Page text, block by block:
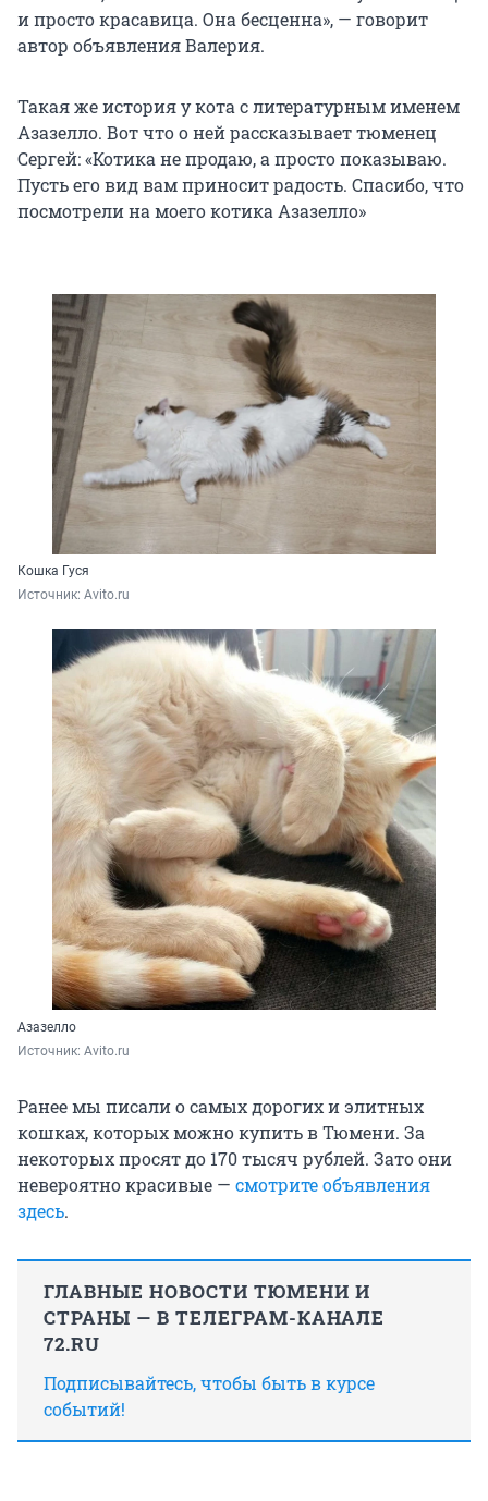
и просто красавица. Она бесценна», — говорит
автор объявления Валерия.
Такая же история у кота с литературным именем
Азазелло. Вот что о ней рассказывает тюменец
Сергей: «Котика не продаю, а просто показываю.
Пусть его вид вам приносит радость. Спасибо, что
посмотрели на моего котика Азазелло»
Кошка Гуся
Источник: Avito.ru
Азазелло
Источник: Avito.ru
Ранее мы писали о самых дорогих и элитных
кошках, которых можно купить в Тюмени. За
некоторых просят до 170 тысяч рублей. Зато они
невероятно красивые — смотрите объявления
здесь.
ГЛАВНЫЕ НОВОСТИ ТЮМЕНИ И
СТРАНЫ — В ТЕЛЕГРАМ-КАНАЛЕ
72.RU
Подписывайтесь, чтобы быть в курсе
событий!